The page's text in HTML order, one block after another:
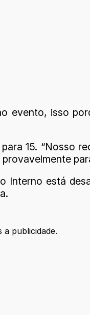
evento, isso
15. “Nosso
está
a publicidade.